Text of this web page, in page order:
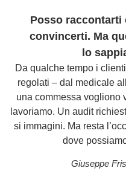
Posso raccontarti
convincerti. Ma
lo
Da qualche tempo i
regolati – dal medicale
una commessa vogliono
lavoriamo. Un audit
si immagini. Ma resta
dove
Giuseppe